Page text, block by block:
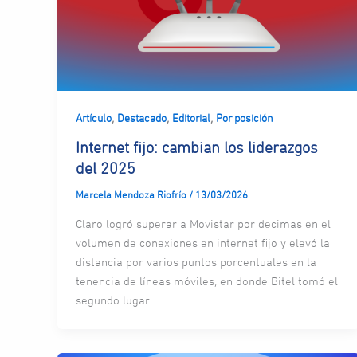
Artículo, Destacado, Editorial, Por posición
Internet fijo: cambian los liderazgos
del 2025
Marcela Mendoza Riofrío / 13/03/2026
Claro logró superar a Movistar por decimas en el
volumen de conexiones en internet fijo y elevó la
distancia por varios puntos porcentuales en la
tenencia de líneas móviles, en donde Bitel tomó el
segundo lugar.